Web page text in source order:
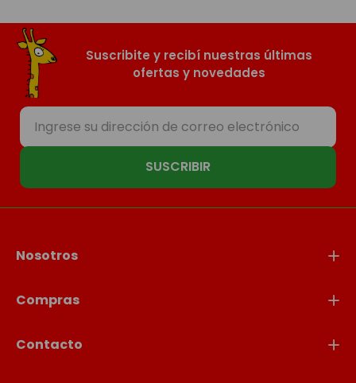
Suscribite y recibí nuestras últimas
ofertas y novedades
SUSCRIBIR
Nosotros
Compras
Contacto